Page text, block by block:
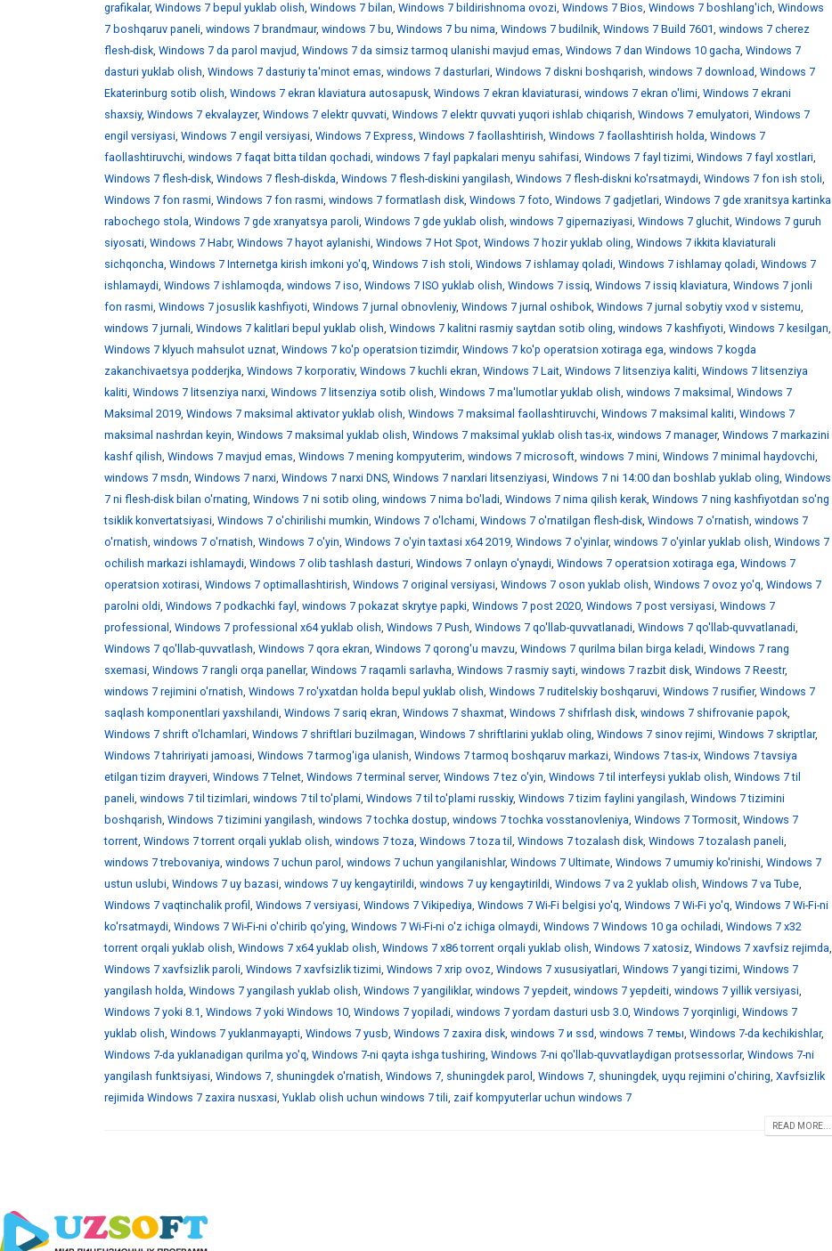
grafikalar, Windows 7 bepul yuklab olish, Windows 7 bilan, Windows 7 bildirishnoma ovozi, Windows 7 Bios, Windows 7 boshlang'ich, Windows
7 boshqaruv paneli, windows 7 brandmaur, windows 7 bu, Windows 7 bu nima, Windows 7 budilnik, Windows 7 Build 7601, windows 7 cherez
flesh-disk, Windows 7 da parol mavjud, Windows 7 da simsiz tarmoq ulanishi mavjud emas, Windows 7 dan Windows 10 gacha, Windows 7
dasturi yuklab olish, Windows 7 dasturiy ta'minot emas, windows 7 dasturlari, Windows 7 diskni boshqarish, windows 7 download, Windows 7
Ekaterinburg sotib olish, Windows 7 ekran klaviatura autosapusk, Windows 7 ekran klaviaturasi, windows 7 ekran o'limi, Windows 7 ekrani
shaxsiy, Windows 7 ekvalayzer, Windows 7 elektr quvvati, Windows 7 elektr quvvati yuqori ishlab chiqarish, Windows 7 emulyatori, Windows 7
engil versiyasi, Windows 7 engil versiyasi, Windows 7 Express, Windows 7 faollashtirish, Windows 7 faollashtirish holda, Windows 7
faollashtiruvchi, windows 7 faqat bitta tildan qochadi, windows 7 fayl papkalari menyu sahifasi, Windows 7 fayl tizimi, Windows 7 fayl xostlari,
Windows 7 flesh-disk, Windows 7 flesh-diskda, Windows 7 flesh-diskini yangilash, Windows 7 flesh-diskni ko'rsatmaydi, Windows 7 fon ish stoli,
Windows 7 fon rasmi, Windows 7 fon rasmi, windows 7 formatlash disk, Windows 7 foto, Windows 7 gadjetlari, Windows 7 gde xranitsya kartinka
rabochego stola, Windows 7 gde xranyatsya paroli, Windows 7 gde yuklab olish, windows 7 gipernaziyasi, Windows 7 gluchit, Windows 7 guruh
siyosati, Windows 7 Habr, Windows 7 hayot aylanishi, Windows 7 Hot Spot, Windows 7 hozir yuklab oling, Windows 7 ikkita klaviaturali
sichqoncha, Windows 7 Internetga kirish imkoni yo'q, Windows 7 ish stoli, Windows 7 ishlamay qoladi, Windows 7 ishlamay qoladi, Windows 7
ishlamaydi, Windows 7 ishlamoqda, windows 7 iso, Windows 7 ISO yuklab olish, Windows 7 issiq, Windows 7 issiq klaviatura, Windows 7 jonli
fon rasmi, Windows 7 josuslik kashfiyoti, Windows 7 jurnal obnovleniy, Windows 7 jurnal oshibok, Windows 7 jurnal sobytiy vxod v sistemu,
windows 7 jurnali, Windows 7 kalitlari bepul yuklab olish, Windows 7 kalitni rasmiy saytdan sotib oling, windows 7 kashfiyoti, Windows 7 kesilgan,
Windows 7 klyuch mahsulot uznat, Windows 7 ko'p operatsion tizimdir, Windows 7 ko'p operatsion xotiraga ega, windows 7 kogda
zakanchivaetsya podderjka, Windows 7 korporativ, Windows 7 kuchli ekran, Windows 7 Lait, Windows 7 litsenziya kaliti, Windows 7 litsenziya
kaliti, Windows 7 litsenziya narxi, Windows 7 litsenziya sotib olish, Windows 7 ma'lumotlar yuklab olish, windows 7 maksimal , Windows 7
Maksimal 2019, Windows 7 maksimal aktivator yuklab olish, Windows 7 maksimal faollashtiruvchi, Windows 7 maksimal kaliti, Windows 7
maksimal nashrdan keyin, Windows 7 maksimal yuklab olish, Windows 7 maksimal yuklab olish tas-ix, windows 7 manager, Windows 7 markazini
kashf qilish, Windows 7 mavjud emas, Windows 7 mening kompyuterim, windows 7 microsoft, windows 7 mini, Windows 7 minimal haydovchi,
windows 7 msdn, Windows 7 narxi, Windows 7 narxi DNS, Windows 7 narxlari litsenziyasi, Windows 7 ni 14:00 dan boshlab yuklab oling, Windows
7 ni flesh-disk bilan o'rnating, Windows 7 ni sotib oling, windows 7 nima bo'ladi, Windows 7 nima qilish kerak, Windows 7 ning kashfiyotdan so'ng
tsiklik konvertatsiyasi, Windows 7 o'chirilishi mumkin, Windows 7 o'lchami, Windows 7 o'rnatilgan flesh-disk, Windows 7 o'rnatish, windows 7
o'rnatish, windows 7 o'rnatish, Windows 7 o'yin, Windows 7 o'yin taxtasi x64 2019, Windows 7 o'yinlar, windows 7 o'yinlar yuklab olish, Windows 7
ochilish markazi ishlamaydi, Windows 7 olib tashlash dasturi, Windows 7 onlayn o'ynaydi, Windows 7 operatsion xotiraga ega, Windows 7
operatsion xotirasi, Windows 7 optimallashtirish, Windows 7 original versiyasi, Windows 7 oson yuklab olish, Windows 7 ovoz yo'q, Windows 7
parolni oldi, Windows 7 podkachki fayl , windows 7 pokazat skrytye papki, Windows 7 post 2020, Windows 7 post versiyasi, Windows 7
professional , Windows 7 professional x64 yuklab olish, Windows 7 Push, Windows 7 qo'llab-quvvatlanadi, Windows 7 qo'llab-quvvatlanadi,
Windows 7 qo'llab-quvvatlash, Windows 7 qora ekran, Windows 7 qorong'u mavzu, Windows 7 qurilma bilan birga keladi, Windows 7 rang
sxemasi, Windows 7 rangli orqa panellar, Windows 7 raqamli sarlavha, Windows 7 rasmiy sayti, windows 7 razbit disk, Windows 7 Reestr,
windows 7 rejimini o'rnatish, Windows 7 ro'yxatdan holda bepul yuklab olish, Windows 7 ruditelskiy boshqaruvi, Windows 7 rusifier, Windows 7
saqlash komponentlari yaxshilandi, Windows 7 sariq ekran, Windows 7 shaxmat, Windows 7 shifrlash disk, windows 7 shifrovanie papok,
Windows 7 shrift o'lchamlari, Windows 7 shriftlari buzilmagan, Windows 7 shriftlarini yuklab oling, Windows 7 sinov rejimi, Windows 7 skriptlar,
Windows 7 tahririyati jamoasi, Windows 7 tarmog'iga ulanish, Windows 7 tarmoq boshqaruv markazi, Windows 7 tas-ix, Windows 7 tavsiya
etilgan tizim drayveri, Windows 7 Telnet, Windows 7 terminal server, Windows 7 tez o'yin, Windows 7 til interfeysi yuklab olish, Windows 7 til
paneli, windows 7 til tizimlari, windows 7 til to'plami, Windows 7 til to'plami russkiy, Windows 7 tizim faylini yangilash, Windows 7 tizimini
boshqarish, Windows 7 tizimini yangilash, windows 7 tochka dostup, windows 7 tochka vosstanovleniya, Windows 7 Tormosit, Windows 7
torrent, Windows 7 torrent orqali yuklab olish, windows 7 toza, Windows 7 toza til , Windows 7 tozalash disk, Windows 7 tozalash paneli,
windows 7 trebovaniya, windows 7 uchun parol , windows 7 uchun yangilanishlar, Windows 7 Ultimate, Windows 7 umumiy ko'rinishi, Windows 7
ustun uslubi, Windows 7 uy bazasi, windows 7 uy kengaytirildi, windows 7 uy kengaytirildi, Windows 7 va 2 yuklab olish, Windows 7 va Tube,
Windows 7 vaqtinchalik profil , Windows 7 versiyasi, Windows 7 Vikipediya, Windows 7 Wi-Fi belgisi yo'q, Windows 7 Wi-Fi yo'q, Windows 7 Wi-Fi-ni
ko'rsatmaydi, Windows 7 Wi-Fi-ni o'chirib qo'ying, Windows 7 Wi-Fi-ni o'z ichiga olmaydi, Windows 7 Windows 10 ga ochiladi, Windows 7 x32
torrent orqali yuklab olish, Windows 7 x64 yuklab olish, Windows 7 x86 torrent orqali yuklab olish, Windows 7 xatosiz, Windows 7 xavfsiz rejimda,
Windows 7 xavfsizlik paroli, Windows 7 xavfsizlik tizimi, Windows 7 xrip ovoz, Windows 7 xususiyatlari, Windows 7 yangi tizimi, Windows 7
yangilash holda, Windows 7 yangilash yuklab olish, Windows 7 yangiliklar, windows 7 yepdeit, windows 7 yepdeiti, windows 7 yillik versiyasi,
Windows 7 yoki 8.1, Windows 7 yoki Windows 10, Windows 7 yopiladi, windows 7 yordam dasturi usb 3.0, Windows 7 yorqinligi, Windows 7
yuklab olish, Windows 7 yuklanmayapti, Windows 7 yusb, Windows 7 zaxira disk, windows 7 и ssd, windows 7 темы, Windows 7-da kechikishlar,
Windows 7-da yuklanadigan qurilma yo'q, Windows 7-ni qayta ishga tushiring, Windows 7-ni qo'llab-quvvatlaydigan protsessorlar, Windows 7-ni
yangilash funktsiyasi, Windows 7, shuningdek o'rnatish, Windows 7, shuningdek parol , Windows 7, shuningdek, uyqu rejimini o'chiring, Xavfsizlik
rejimida Windows 7 zaxira nusxasi, Yuklab olish uchun windows 7 tili, zaif kompyuterlar uchun windows 7
READ MORE...